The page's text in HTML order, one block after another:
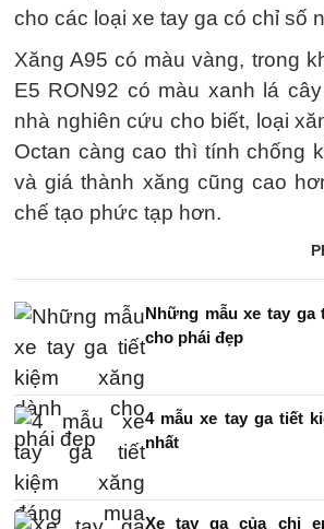
cho các loại xe tay ga có chỉ số
Xăng A95 có màu vàng, trong
E5 RON92 có màu xanh lá
nhà nghiên cứu cho biết, loại
Octan càng cao thì tính chống
và giá thành xăng cũng cao
chế tạo phức tạp hơn.
Những mẫu xe tay ga
cho phái đẹp
4 mẫu xe tay ga tiết
nhất
Xe tay ga của chị